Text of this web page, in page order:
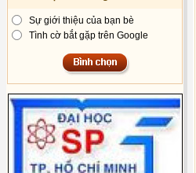
Sự giới thiệu của bạn bè
Tình cờ bắt gặp trên Google